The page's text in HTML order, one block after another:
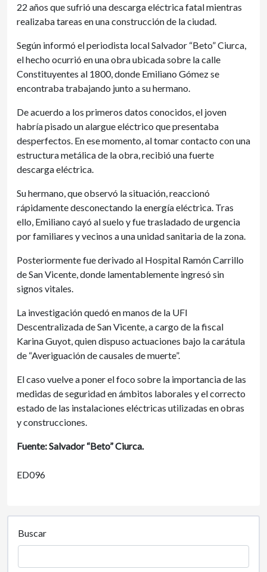
22 años que sufrió una descarga eléctrica fatal mientras
realizaba tareas en una construcción de la ciudad.
Según informó el periodista local Salvador “Beto” Ciurca,
el hecho ocurrió en una obra ubicada sobre la calle
Constituyentes al 1800, donde Emiliano Gómez se
encontraba trabajando junto a su hermano.
De acuerdo a los primeros datos conocidos, el joven
habría pisado un alargue eléctrico que presentaba
desperfectos. En ese momento, al tomar contacto con una
estructura metálica de la obra, recibió una fuerte
descarga eléctrica.
Su hermano, que observó la situación, reaccionó
rápidamente desconectando la energía eléctrica. Tras
ello, Emiliano cayó al suelo y fue trasladado de urgencia
por familiares y vecinos a una unidad sanitaria de la zona.
Posteriormente fue derivado al Hospital Ramón Carrillo
de San Vicente, donde lamentablemente ingresó sin
signos vitales.
La investigación quedó en manos de la UFI
Descentralizada de San Vicente, a cargo de la fiscal
Karina Guyot, quien dispuso actuaciones bajo la carátula
de “Averiguación de causales de muerte”.
El caso vuelve a poner el foco sobre la importancia de las
medidas de seguridad en ámbitos laborales y el correcto
estado de las instalaciones eléctricas utilizadas en obras
y construcciones.
Fuente: Salvador “Beto” Ciurca.
ED096
Buscar